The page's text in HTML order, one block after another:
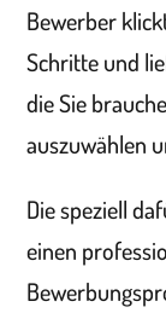
Bewerber
Schritte und
die Sie
auszuwählen
Die speziell
einen